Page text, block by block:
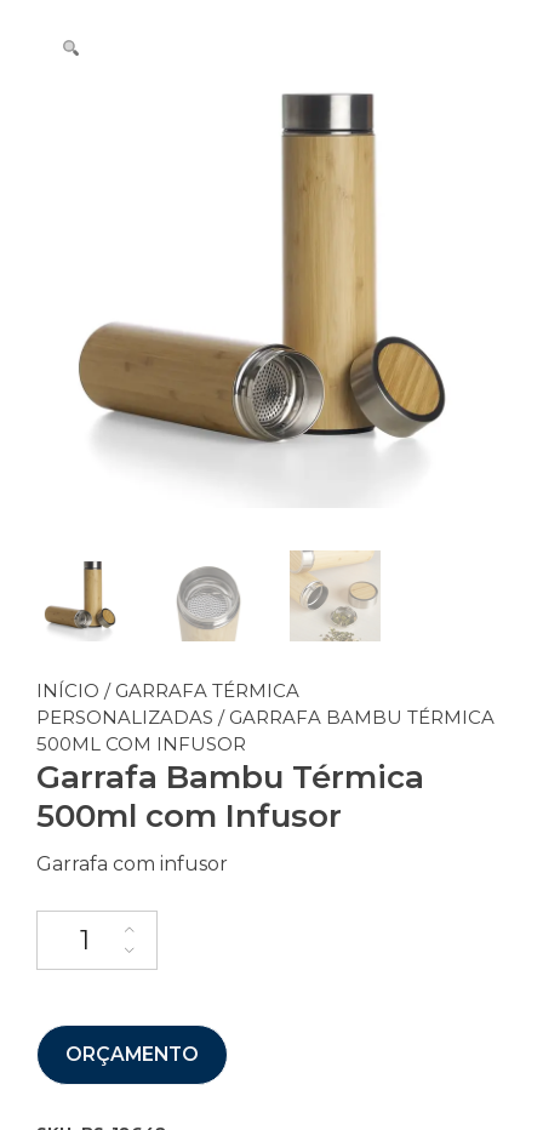
INÍCIO / GARRAFA TÉRMICA
PERSONALIZADAS / GARRAFA BAMBU TÉRMICA
500ML COM INFUSOR
Garrafa Bambu Térmica
500ml com Infusor
Garrafa com infusor
ORÇAMENTO